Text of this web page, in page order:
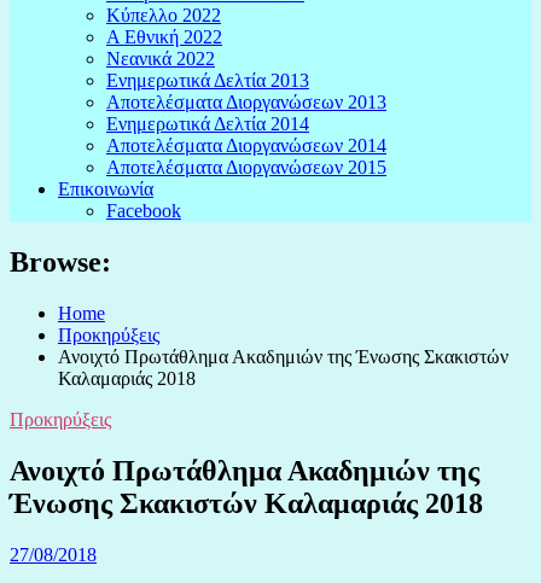
Κύπελλο 2022
Α Εθνική 2022
Νεανικά 2022
Ενημερωτικά Δελτία 2013
Αποτελέσματα Διοργανώσεων 2013
Ενημερωτικά Δελτία 2014
Αποτελέσματα Διοργανώσεων 2014
Αποτελέσματα Διοργανώσεων 2015
Επικοινωνία
Facebook
Browse:
Home
Προκηρύξεις
Ανοιχτό Πρωτάθλημα Ακαδημιών της Ένωσης Σκακιστών
Καλαμαριάς 2018
Προκηρύξεις
Ανοιχτό Πρωτάθλημα Ακαδημιών της
Ένωσης Σκακιστών Καλαμαριάς 2018
27/08/2018